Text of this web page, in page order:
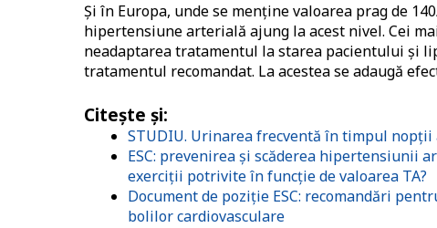
Și în Europa, unde se menține valoarea prag de
hipertensiune arterială ajung la acest nivel. Cei
neadaptarea tratamentul la starea pacientului și
tratamentul recomandat. La acestea se adaugă
Citește și:
STUDIU. Urinarea frecventă în timpul
ESC: prevenirea și scăderea hipertensiunii
exerciții potrivite în funcție de valoarea TA?
Document de poziție ESC: recomandări
bolilor cardiovasculare